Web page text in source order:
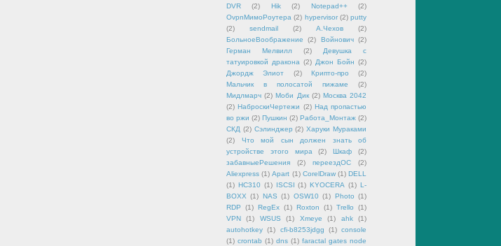
DVR
(2) Hik (2) Notepad++
(2)
OvpnМимоРоутера (2) hypervisor (2) putty
(2)
sendmail (2) А.Чехов
(2)
БольноеВоображение
(2) Войнович (2)
Герман Мелвилл
(2)
Девушка с
татуировкой дракона (2) Джон Бойн (2)
Джордж Элиот
(2) Крипто-про
(2)
Мальчик в полосатой пижаме
(2)
Мидлмарч (2) Моби Дик (2) Москва 2042
(2) НаброскиЧертежи (2) Над пропастью
во ржи (2) Пушкин (2) Работа_Монтаж (2)
СКД (2) Сэлинджер (2) Харуки Мураками
(2)
Что мой сын должен знать об
устройстве этого мира
(2) Шкаф
(2)
забавныеРешения
(2) переездОС
(2)
Aliexpress (1) Apart (1) CorelDraw (1) DELL
(1) HC310 (1) ISCSI (1) KYOCERA (1) L-
BOXX (1) NAS (1) OSW10 (1) Photo (1)
RDP
(1) RegEx (1) Roxton (1) Trello
(1)
VPN
(1) WSUS (1) Xmeye (1) ahk
(1)
autohotkey (1) cfi-b8253jdgg (1) console
(1) crontab (1) dns (1) faractal gates node